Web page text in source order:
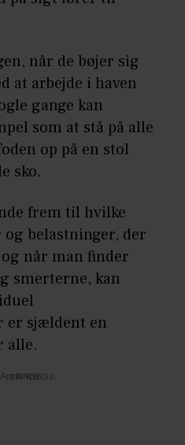
når de bøjer sig
at arbejde i haven
gange kan
som at stå på alle
op på en stol
sko.
frem til hvilke
belastninger, der
når man finder
smerterne, kan
er sjældent en
alle.
Annonce